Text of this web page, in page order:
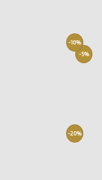
-10%
-5%
-20%